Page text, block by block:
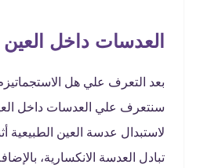
العدسات داخل العين
بعد التعرف علي هل
سنتعرف علي العدسات داخل
لاستبدال عدسة العين الطبيعية
تبادل العدسة الانكسارية،